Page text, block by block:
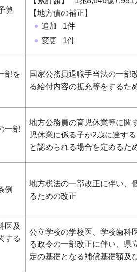
算
【地方債の補正】
追加 1件
変更 1件
部を
国家公務員退職手当法の一部
る給付内容の拡充等をするた
一部
地方公務員の育児休業等に関
児休業に係る子が2歳に達す
と認められる場合を定めるた
例
地方税法の一部改正に伴い、
るための改正
医及
する
公立学校の学校医、学校歯科
る政令の一部改正に伴い、県
定の基礎となる補償基礎額及